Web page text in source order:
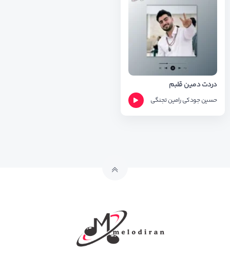
دردت دمین قلبم
حسین جودکیرامین تجنگی